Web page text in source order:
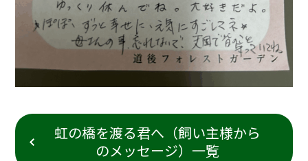
虹の橋を渡る君へ（飼い主様から
のメッセージ）一覧